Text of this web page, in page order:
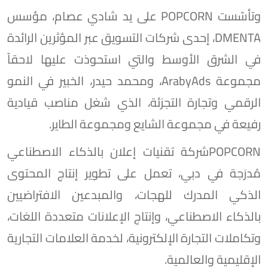
وتأسّست POPCORN على يد شادي عصام، مؤسس
DMENTA، إحدى شركات التسويق عبر المؤثرين الرائدة
في الشرق الأوسط والتي استحوذت عليها لاحقاً
مجموعة ArabyAds، ومحمد حيدر، الخبير في النمو
الرقمي وتجارة التجزئة، الذي شغل مناصب قيادية
رفيعة في مجموعة الشايع ومجموعة الطاير.
POPCORNشركة تقنيات إعلان بالذكاء الاصطناعي
مُدرَجة في دبي، تعمل على تطوير إنتاج المحتوى
الذكي المدرك للهجات، والمبدعين الافتراضيين
بالذكاء الاصطناعي، وإنتاج الإعلانات متعددة اللغات،
وتكاملات التجارة الإلكترونية، لخدمة العلامات التجارية
الإقليمية والعالمية.